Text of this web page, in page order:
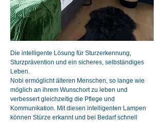
Die intelligente Lösung für Sturzerkennung,
Sturzprävention und ein sicheres, selbständiges
Leben.
Nobi ermöglicht älteren Menschen, so lange wie
möglich an ihrem Wunschort zu leben und
verbessert gleichzeitig die Pflege und
Kommunikation. Mit diesen intelligenten Lampen
können Stürze erkannt und bei Bedarf schnell